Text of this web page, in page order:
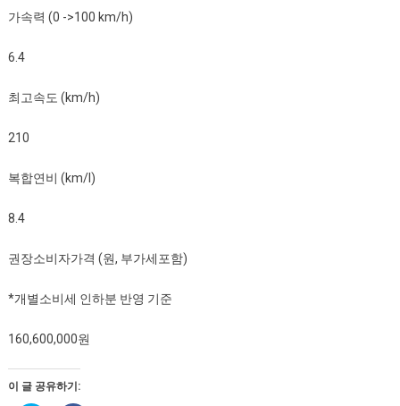
가속력 (0 ->100 km/h)
6.4
최고속도 (km/h)
210
복합연비 (km/l)
8.4
권장소비자가격 (원, 부가세포함)
*개별소비세 인하분 반영 기준
160,600,000원
이 글 공유하기: